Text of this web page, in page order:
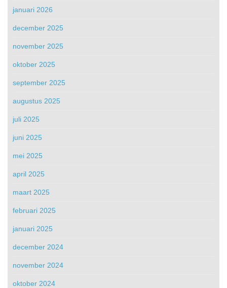
januari 2026
december 2025
november 2025
oktober 2025
september 2025
augustus 2025
juli 2025
juni 2025
mei 2025
april 2025
maart 2025
februari 2025
januari 2025
december 2024
november 2024
oktober 2024